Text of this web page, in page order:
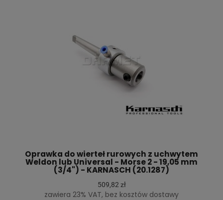
Oprawka do wierteł rurowych z uchwytem
Weldon lub Universal - Morse 2 - 19,05 mm
(3/4") - KARNASCH (20.1287)
509,82 zł
zawiera 23% VAT, bez kosztów dostawy